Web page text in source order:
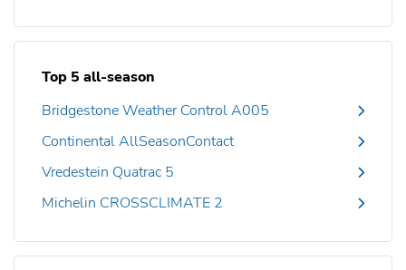
Top 5 all-season
Bridgestone Weather Control A005
Continental AllSeasonContact
Vredestein Quatrac 5
Michelin CROSSCLIMATE 2